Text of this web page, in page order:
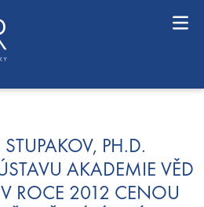
PH.D.
AKADEMIE VĚD
ROCE 2012 CENOU